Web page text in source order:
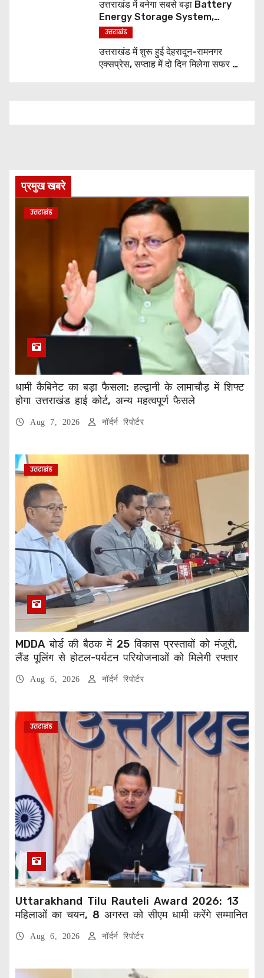
उत्तराखंड में बनेगा सबसे बड़ा Battery
Energy Storage System,
UJVNL लगाएगा 352 करोड़ का प्रोजेक्ट
उत्तराखंड
उत्तराखंड में शुरू हुई देहरादून-रामनगर
एक्सप्रेस, सप्ताह में दो दिन मिलेगा सफर का
प्रमुख खबरे
उत्तराखंड
धामी कैबिनेट का बड़ा फैसला: हल्द्वानी के लामाचौड़ में शिफ्ट
होगा उत्तराखंड हाई कोर्ट, अन्य महत्वपूर्ण फैसले
Aug 7, 2026 नॉर्दर्न रिपोर्टर
उत्तराखंड
MDDA बोर्ड की बैठक में 25 विकास प्रस्तावों को मंजूरी,
लैंड पूलिंग से होटल-पर्यटन परियोजनाओं को मिलेगी रफ्तार
Aug 6, 2026 नॉर्दर्न रिपोर्टर
उत्तराखंड
Uttarakhand Tilu Rauteli Award 2026: 13
महिलाओं का चयन, 8 अगस्त को सीएम धामी करेंगे सम्मानित
Aug 6, 2026 नॉर्दर्न रिपोर्टर